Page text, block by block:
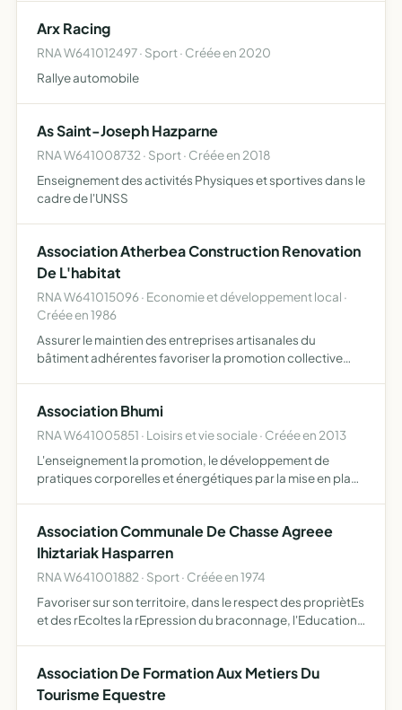
d'un…
Arx Racing
RNA W641012497 · Sport · Créée en 2020
Rallye automobile
As Saint-Joseph Hazparne
RNA W641008732 · Sport · Créée en 2018
Enseignement des activités Physiques et sportives dans le
cadre de l'UNSS
Association Atherbea Construction Renovation
De L'habitat
RNA W641015096 · Economie et développement local ·
Créée en 1986
Assurer le maintien des entreprises artisanales du
bâtiment adhérentes favoriser la promotion collective
du cadre de …
Association Bhumi
RNA W641005851 · Loisirs et vie sociale · Créée en 2013
L'enseignement la promotion, le développement de
pratiques corporelles et énergétiques par la mise en place
Association Communale De Chasse Agreee
Ihiztariak Hasparren
RNA W641001882 · Sport · Créée en 1974
Favoriser sur son territoire, dans le respect des propriètEs
et des rEcoltes la rEpression du braconnage, l'Education
Association De Formation Aux Metiers Du
Tourisme Equestre